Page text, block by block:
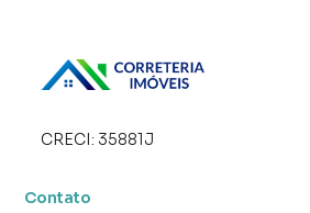
São Paulo, especialmente em
uma equipe de marketing digital
muito o número de contatos
CRECI: 35881J
Contato